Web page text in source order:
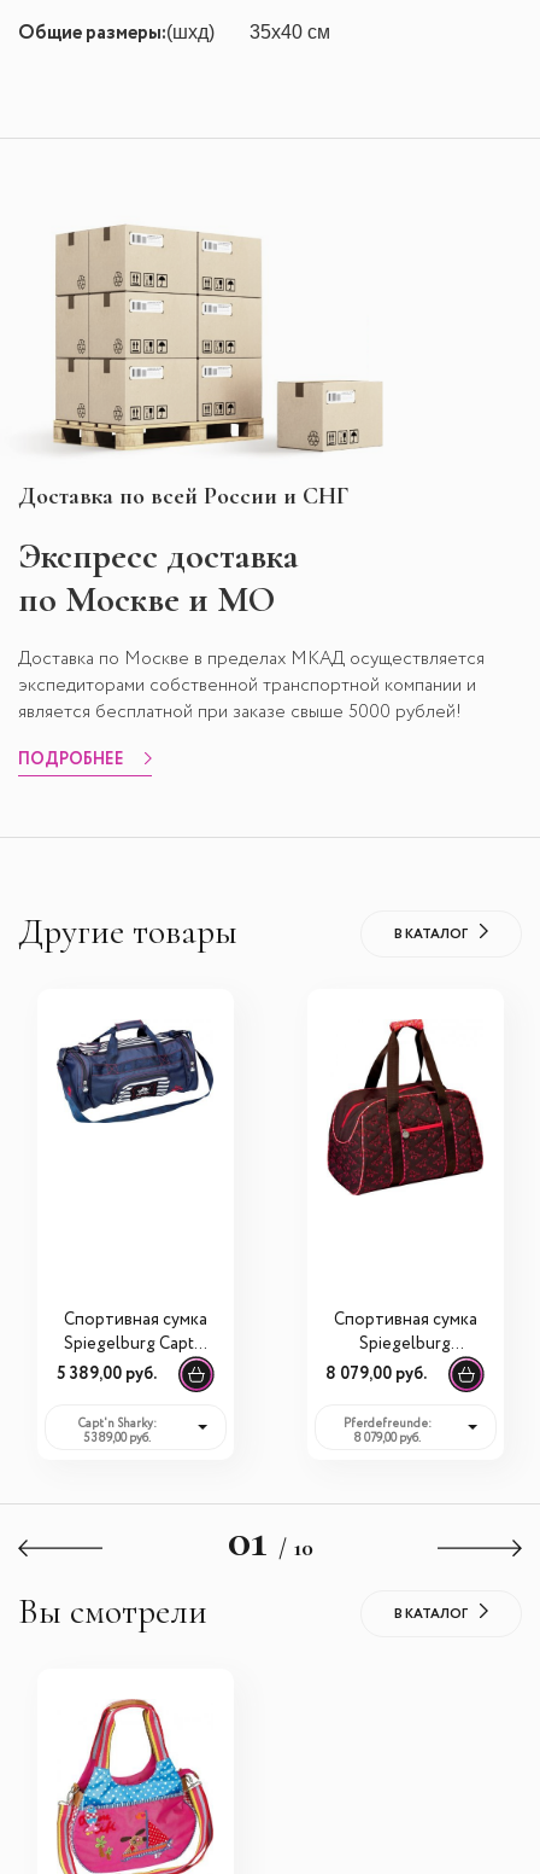
Общие размеры:(шхд) 35x40 см
Доставка по всей России и СНГ
Экспресс доставка
по Москве и МО
Доставка по Москве в пределах МКАД осуществляется
экспедиторами собственной транспортной компании и
является бесплатной при заказе свыше 5000 рублей!
ПОДРОБНЕЕ
Другие товары В КАТАЛОГ
Спортивная сумка
Spiegelburg Capt'n
Sharky 30480
5 389,00 руб.
Capt'n Sharky:
5 389,00 руб.
Спортивная сумка
Spiegelburg
Pferdefreunde
8 079,00 руб.
Pferdefreunde:
8 079,00 руб.
01 / 10
Вы смотрели В КАТАЛОГ